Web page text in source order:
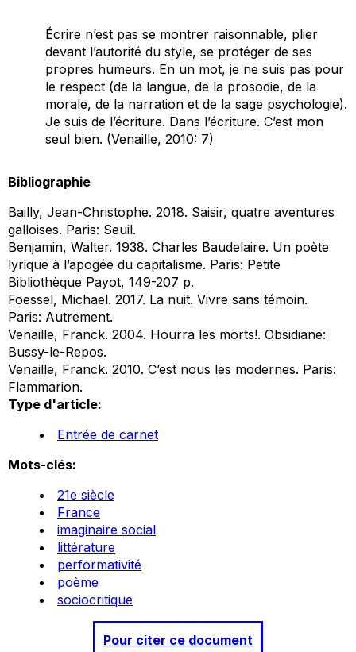
Écrire n’est pas se montrer raisonnable, plier
devant l’autorité du style, se protéger de ses
propres humeurs. En un mot, je ne suis pas pour
le respect (de la langue, de la prosodie, de la
morale, de la narration et de la sage psychologie).
Je suis de l’écriture. Dans l’écriture. C’est mon
seul bien. (Venaille, 2010: 7)
Bibliographie
Bailly, Jean-Christophe. 2018. Saisir, quatre aventures
galloises. Paris: Seuil.
Benjamin, Walter. 1938. Charles Baudelaire. Un poète
lyrique à l’apogée du capitalisme. Paris: Petite
Bibliothèque Payot, 149-207 p.
Foessel, Michael. 2017. La nuit. Vivre sans témoin.
Paris: Autrement.
Venaille, Franck. 2004. Hourra les morts!. Obsidiane:
Bussy-le-Repos.
Venaille, Franck. 2010. C’est nous les modernes. Paris:
Flammarion.
Type d'article:
Entrée de carnet
Mots-clés:
21e siècle
France
imaginaire social
littérature
performativité
poème
sociocritique
Pour citer ce document